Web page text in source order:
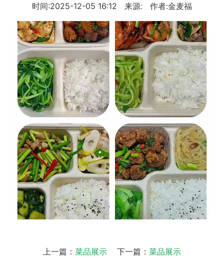
时间:2025-12-05 16:12 来源: 作者:金麦福
上一篇： 菜品展示 下一篇： 菜品展示